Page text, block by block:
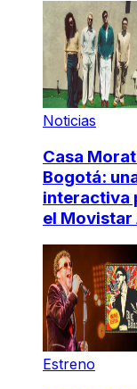
Noticias
Casa
Bogotá:
interactiva
el Movistar
Estreno